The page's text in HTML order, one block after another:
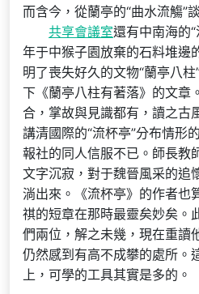
而含今，從蘭亭的“曲水流觴”
共享會議室還有中南海的
年于中猴子園放棄的石料堆邊
明了喪失好久的文物“蘭亭八
下《蘭亭八柱有著落》的文章
合，掌故與見識都有，讀之古
講清國際的“流杯亭”分布情形
報社的同人信服不已。師長教
文字沉寂，對于魏晉風采的追
淌出來。《流杯亭》的作者也
祺的短章在那時最靈矣妙矣。
們兩位，解之未幾，現在重讀
仍然感到有高不成攀的處所。
上，可學的工具其實是多的。